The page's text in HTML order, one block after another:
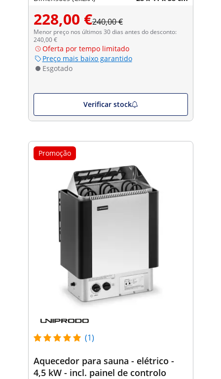
228,00 €240,00 €
Menor preço nos últimos 30 dias antes do desconto:
240,00 €
Oferta por tempo limitado
Preço mais baixo garantido
Esgotado
Verificar stock
Promoção
(1)
Aquecedor para sauna - elétrico -
4,5 kW - incl. painel de controlo